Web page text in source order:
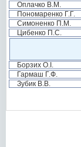
Оплачко В.М.
Пономаренко Г.Г.
Симоненко П.М.
Цибенко П.С.
Борзих О.І.
Гармаш Г.Ф.
Зубик В.В.